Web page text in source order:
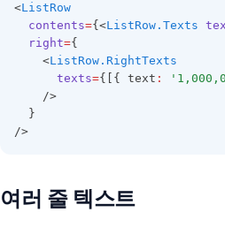
<ListRow
contents={<ListRow.Texts
right={
    <
ListRow.RightTexts
texts={[{ text :
    />
  }
/>
여러 줄 텍스트